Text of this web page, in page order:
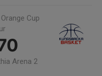
Cup
Arena 2